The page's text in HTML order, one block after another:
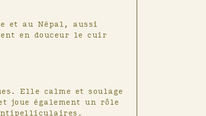
et au Népal, aussi
en douceur le cuir
Elle calme et soulage
joue également un rôle